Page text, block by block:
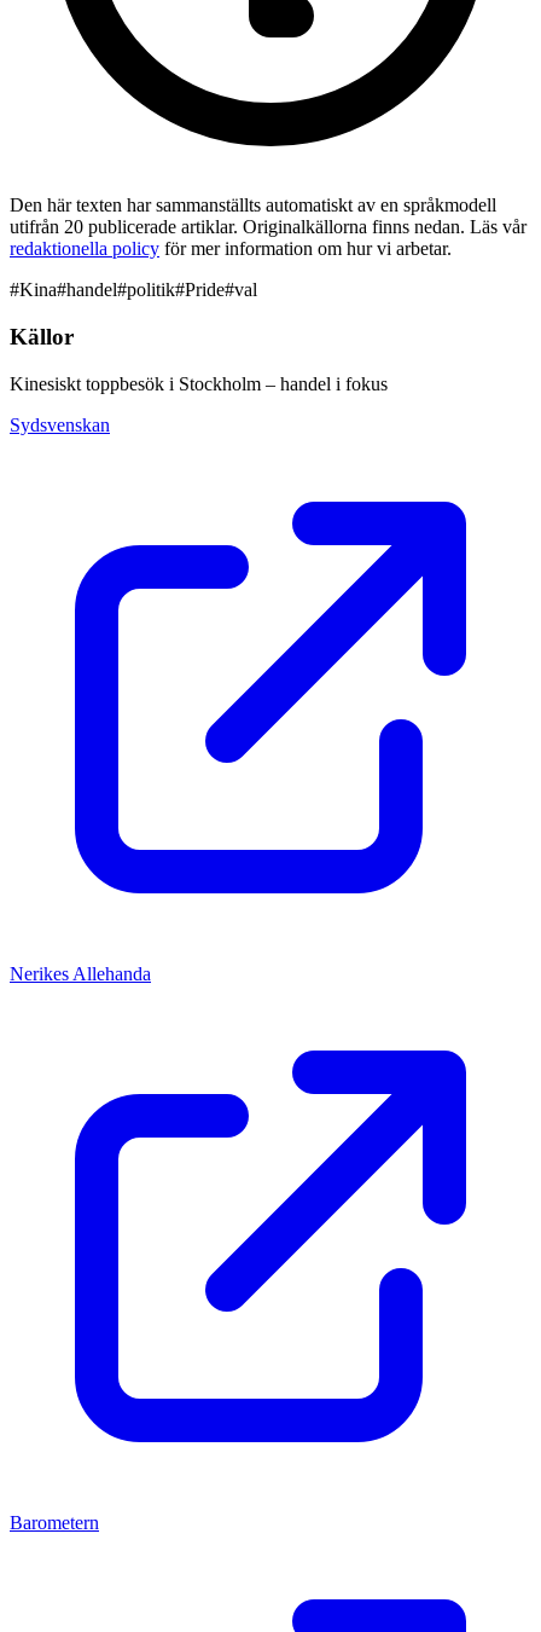
Den här texten har sammanställts automatiskt av en språkmodell
utifrån 20 publicerade artiklar. Originalkällorna finns nedan. Läs vår
redaktionella policy för mer information om hur vi arbetar.
#Kina#handel#politik#Pride#val
Källor
Kinesiskt toppbesök i Stockholm – handel i fokus
Sydsvenskan
Nerikes Allehanda
Barometern